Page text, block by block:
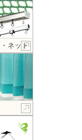
ネット